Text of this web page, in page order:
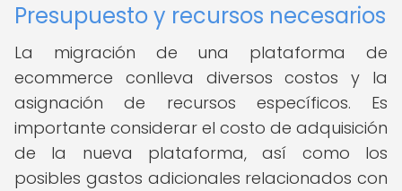
Presupuesto y recursos necesarios
La migración de una plataforma de
ecommerce conlleva diversos costos y la
asignación de recursos específicos. Es
importante considerar el costo de adquisición
de la nueva plataforma, así como los
posibles gastos adicionales relacionados con